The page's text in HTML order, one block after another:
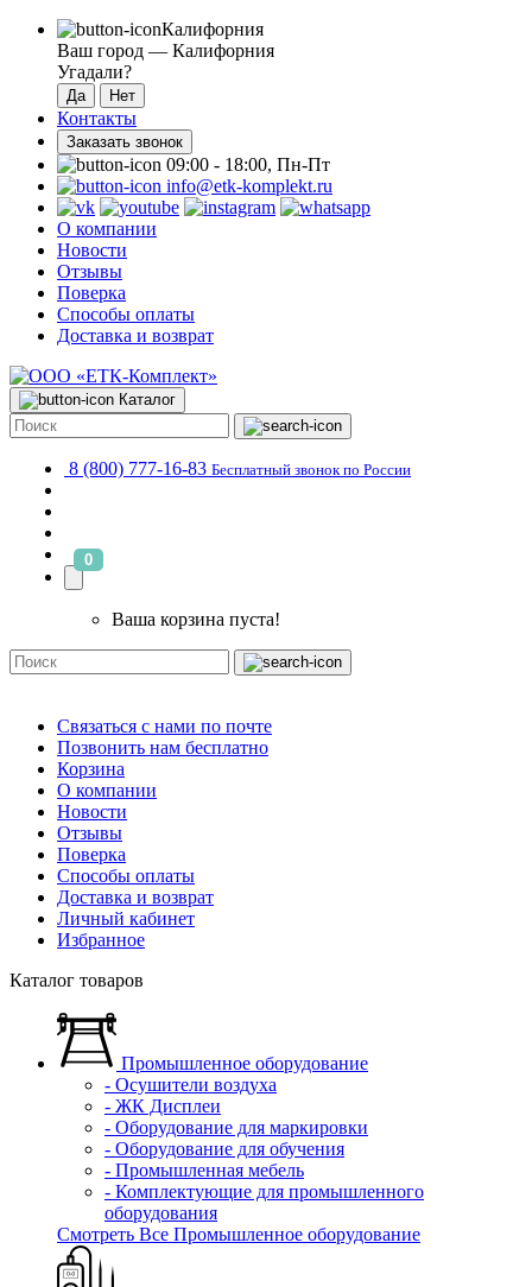
Калифорния
Ваш город — Калифорния
Угадали?
Контакты
Заказать звонок
09:00 - 18:00, Пн-Пт
info@etk-komplekt.ru
О компании
Новости
Отзывы
Поверка
Способы оплаты
Доставка и возврат
Каталог
8 (800) 777-16-83 Бесплатный звонок по России
0
Ваша корзина пуста!
Связаться с нами по почте
Позвонить нам бесплатно
Корзина
О компании
Новости
Отзывы
Поверка
Способы оплаты
Доставка и возврат
Личный кабинет
Избранное
Каталог товаров
Промышленное оборудование
- Осушители воздуха
- ЖК Дисплеи
- Оборудование для маркировки
- Оборудование для обучения
- Промышленная мебель
- Комплектующие для промышленного
оборудования
Смотреть Все Промышленное оборудование